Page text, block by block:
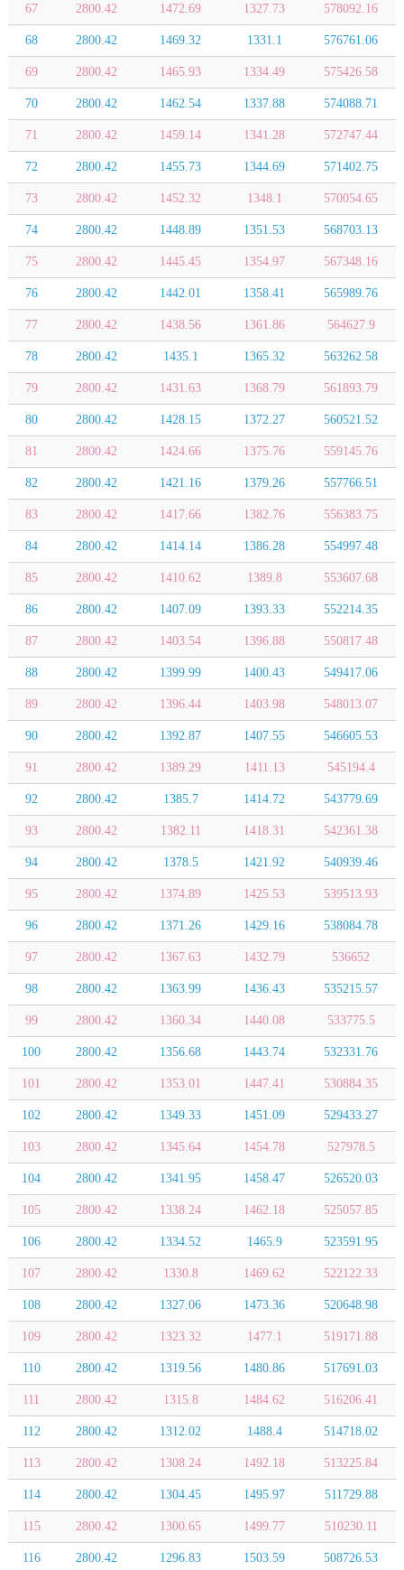
67 2800.42 1472.69 1327.73 578092.16
68 2800.42 1469.32 1331.1 576761.06
69 2800.42 1465.93 1334.49 575426.58
70 2800.42 1462.54 1337.88 574088.71
71 2800.42 1459.14 1341.28 572747.44
72 2800.42 1455.73 1344.69 571402.75
73 2800.42 1452.32 1348.1 570054.65
74 2800.42 1448.89 1351.53 568703.13
75 2800.42 1445.45 1354.97 567348.16
76 2800.42 1442.01 1358.41 565989.76
77 2800.42 1438.56 1361.86 564627.9
78 2800.42 1435.1 1365.32 563262.58
79 2800.42 1431.63 1368.79 561893.79
80 2800.42 1428.15 1372.27 560521.52
81 2800.42 1424.66 1375.76 559145.76
82 2800.42 1421.16 1379.26 557766.51
83 2800.42 1417.66 1382.76 556383.75
84 2800.42 1414.14 1386.28 554997.48
85 2800.42 1410.62 1389.8 553607.68
86 2800.42 1407.09 1393.33 552214.35
87 2800.42 1403.54 1396.88 550817.48
88 2800.42 1399.99 1400.43 549417.06
89 2800.42 1396.44 1403.98 548013.07
90 2800.42 1392.87 1407.55 546605.53
91 2800.42 1389.29 1411.13 545194.4
92 2800.42 1385.7 1414.72 543779.69
93 2800.42 1382.11 1418.31 542361.38
94 2800.42 1378.5 1421.92 540939.46
95 2800.42 1374.89 1425.53 539513.93
96 2800.42 1371.26 1429.16 538084.78
97 2800.42 1367.63 1432.79 536652
98 2800.42 1363.99 1436.43 535215.57
99 2800.42 1360.34 1440.08 533775.5
100 2800.42 1356.68 1443.74 532331.76
101 2800.42 1353.01 1447.41 530884.35
102 2800.42 1349.33 1451.09 529433.27
103 2800.42 1345.64 1454.78 527978.5
104 2800.42 1341.95 1458.47 526520.03
105 2800.42 1338.24 1462.18 525057.85
106 2800.42 1334.52 1465.9 523591.95
107 2800.42 1330.8 1469.62 522122.33
108 2800.42 1327.06 1473.36 520648.98
109 2800.42 1323.32 1477.1 519171.88
110 2800.42 1319.56 1480.86 517691.03
111 2800.42 1315.8 1484.62 516206.41
112 2800.42 1312.02 1488.4 514718.02
113 2800.42 1308.24 1492.18 513225.84
114 2800.42 1304.45 1495.97 511729.88
115 2800.42 1300.65 1499.77 510230.11
116 2800.42 1296.83 1503.59 508726.53